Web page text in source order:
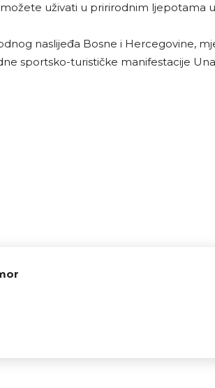
uživati u pririrodnim ljepotama
naslijeđa Bosne i Hercegovine,
sportsko-turističke manifestacije